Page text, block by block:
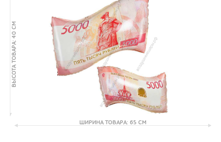
ВЫСОТА ТОВАРА: 40 СМ
ШИРИНА ТОВАРА: 65 СМ